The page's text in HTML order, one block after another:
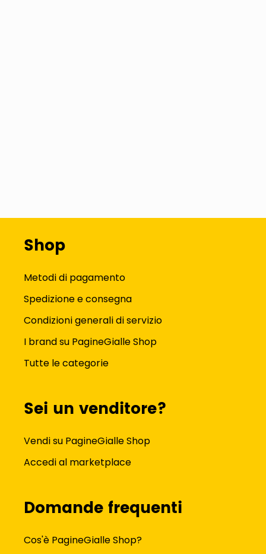
Shop
Metodi di pagamento
Spedizione e consegna
Condizioni generali di servizio
I brand su PagineGialle Shop
Tutte le categorie
Sei un venditore?
Vendi su PagineGialle Shop
Accedi al marketplace
Domande frequenti
Cos'è PagineGialle Shop?